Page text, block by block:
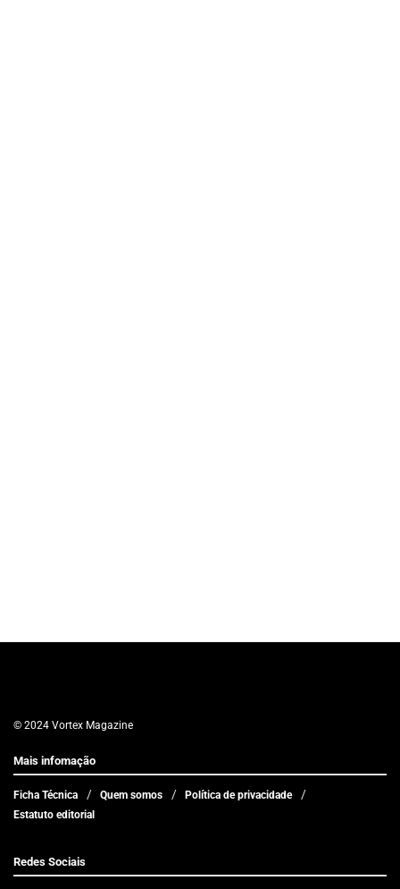
© 2024 Vortex Magazine
Mais infomação
Ficha Técnica Quem somos
Política de privacidade
Estatuto editorial
Redes Sociais